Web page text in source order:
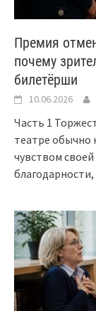
Премия
почему
билетёрши
10.06.2026
Часть 1
театре обычно
чувством